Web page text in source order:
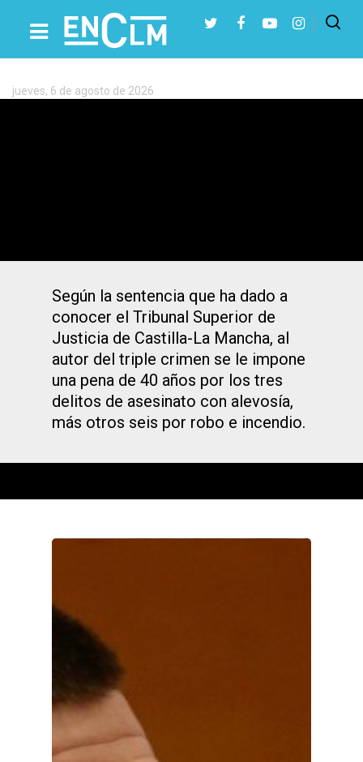
Etiqueta:
Crimen
Chiloeches
Presiona Intro para buscar o ESC para cerrar
jueves, 6 de agosto de 2026
Según la sentencia que ha dado a
conocer el Tribunal Superior de
Justicia de Castilla-La Mancha, al
autor del triple crimen se le impone
una pena de 40 años por los tres
delitos de asesinato con alevosía,
más otros seis por robo e incendio.